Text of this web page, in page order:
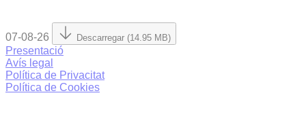
07-08-26 Descarregar (14.95 MB)
Presentació
Avís legal
Política de Privacitat
Política de Cookies